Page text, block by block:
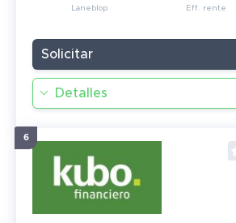
Detalles
Solicitar